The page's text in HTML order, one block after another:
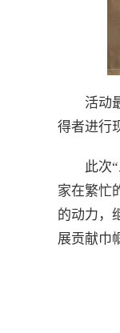
活动
得者进行
此次
家在繁忙
的动力，
展贡献巾